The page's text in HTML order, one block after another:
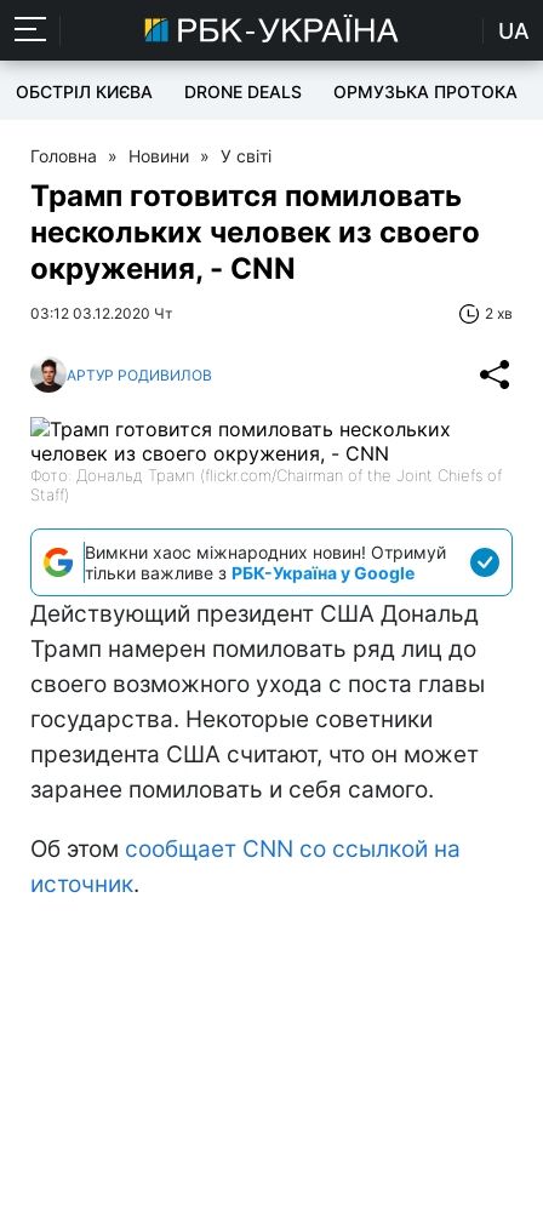
UA
ОБСТРІЛ КИЄВА DRONE DEALS ОРМУЗЬКА ПРОТОКА
Головна » Новини » У світі
Трамп готовится помиловать
нескольких человек из своего
окружения, - CNN
03:12 03.12.2020 Чт 2 хв
АРТУР РОДИВИЛОВ
Фото: Дональд Трамп (flickr.com/Chairman of the Joint Chiefs of
Staff)
Вимкни хаос міжнародних новин! Отримуй
тільки важливе з РБК-Україна у Google
Действующий президент США Дональд
Трамп намерен помиловать ряд лиц до
своего возможного ухода с поста главы
государства. Некоторые советники
президента США считают, что он может
заранее помиловать и себя самого.
Об этом сообщает CNN со ссылкой на
источник.